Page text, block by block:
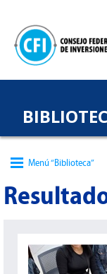
Menú “Biblioteca”